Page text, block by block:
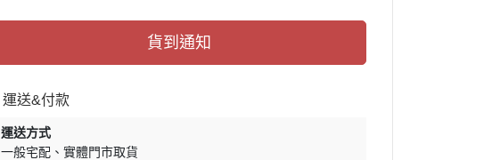
貨到通知
運送&付款
運送方式
一般宅配
實體門市取貨